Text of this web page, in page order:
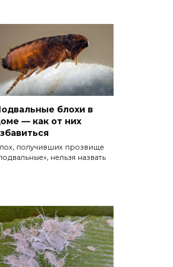
блохи в
— как от них
получивших прозвище
нельзя назвать